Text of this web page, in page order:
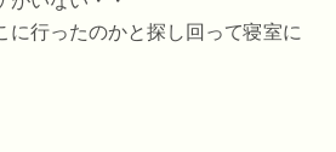
に行ったのかと探し回って寝室に